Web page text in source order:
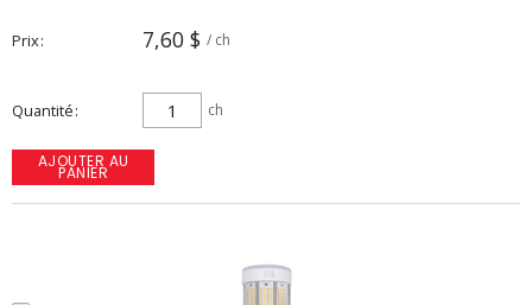
Prix 7,60 $ / ch
Quantité ch
AJOUTER AU
PANIER